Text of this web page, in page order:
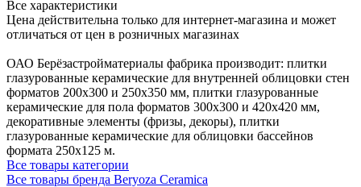
Все характеристики
Цена действительна только для интернет-магазина и может
отличаться от цен в розничных магазинах
ОАО Берёзастройматериалы фабрика производит: плитки
глазурованные керамические для внутренней облицовки стен
форматов 200х300 и 250х350 мм, плитки глазурованные
керамические для пола форматов 300х300 и 420х420 мм,
декоративные элементы (фризы, декоры), плитки
глазурованные керамические для облицовки бассейнов
формата 250х125 м.
Все товары категории
Все товары бренда Beryoza Ceramica